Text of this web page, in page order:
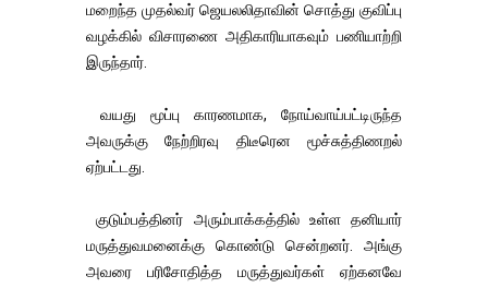
மறைந்த முதல்வர் ஜெயலலிதாவின் சொத்து குவிப்பு
வழக்கில் விசாரணை அதிகாரியாகவும் பணியாற்றி
இருந்தார்.
வயது மூப்பு காரணமாக, நோய்வாய்பட்டிருந்த
அவருக்கு நேற்றிரவு திடீரென மூச்சுத்திணறல்
ஏற்பட்டது.
குடும்பத்தினர் அரும்பாக்கத்தில் உள்ள தனியார்
மருத்துவமனைக்கு கொண்டு சென்றனர். அங்கு
அவரை பரிசோதித்த மருத்துவர்கள் ஏற்கனவே